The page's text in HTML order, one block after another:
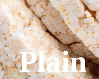
Plain